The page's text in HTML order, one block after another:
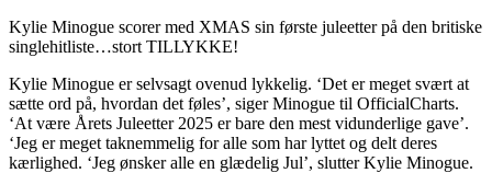
Kylie Minogue scorer med XMAS sin første juleetter på den britiske
singlehitliste…stort TILLYKKE!
Kylie Minogue er selvsagt ovenud lykkelig. ‘Det er meget svært at
sætte ord på, hvordan det føles’, siger Minogue til OfficialCharts.
‘At være Årets Juleetter 2025 er bare den mest vidunderlige gave’.
‘Jeg er meget taknemmelig for alle som har lyttet og delt deres
kærlighed. ‘Jeg ønsker alle en glædelig Jul’, slutter Kylie Minogue.